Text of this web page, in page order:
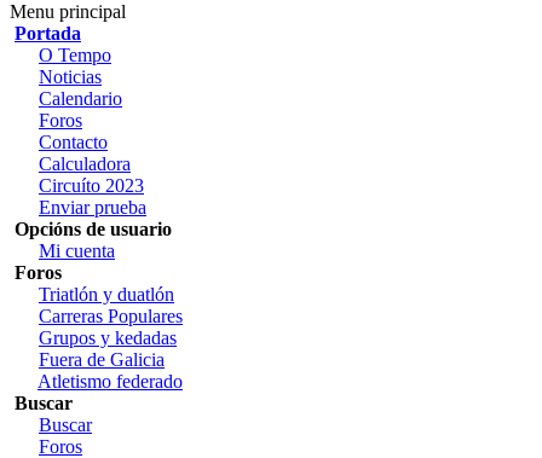
Menu principal
Portada
O Tempo
Noticias
Calendario
Foros
Contacto
Calculadora
Circuíto 2023
Enviar prueba
Opcións de usuario
Mi cuenta
Foros
Triatlón y duatlón
Carreras Populares
Grupos y kedadas
Fuera de Galicia
Atletismo federado
Buscar
Buscar
Foros